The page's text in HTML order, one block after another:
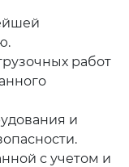
работ
и
с учетом и